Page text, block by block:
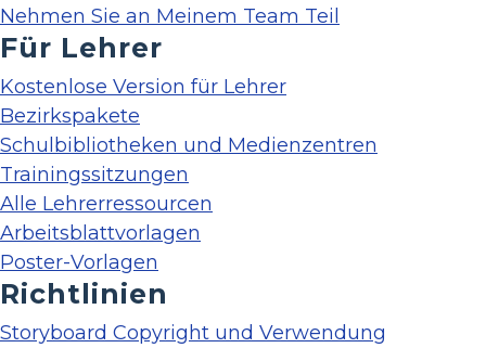
Nehmen Sie an Meinem Team Teil
Für Lehrer
Kostenlose Version für Lehrer
Bezirkspakete
Schulbibliotheken und Medienzentren
Trainingssitzungen
Alle Lehrerressourcen
Arbeitsblattvorlagen
Poster-Vorlagen
Richtlinien
Storyboard Copyright und Verwendung